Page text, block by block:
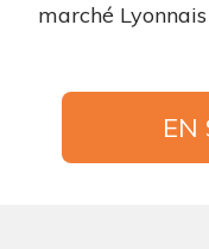
marché
EN